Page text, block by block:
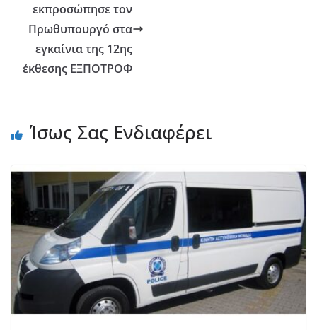
εκπροσώπησε τον
Πρωθυπουργό στα
εγκαίνια της 12ης
έκθεσης ΕΞΠΟΤΡΟΦ
Ίσως Σας Ενδιαφέρει